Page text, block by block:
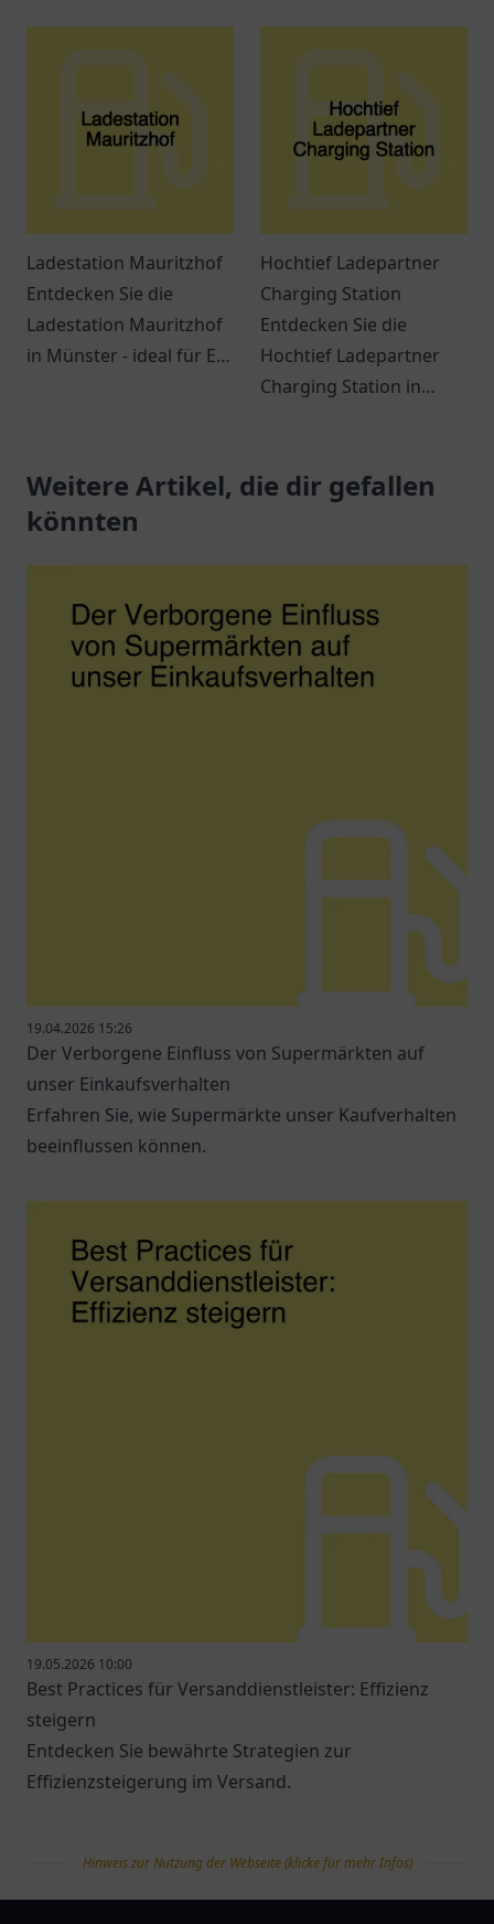
Reisende und
und Erreichbarkeit.
Ein Ort für
Ladestation Mauritzhof
Entdecken Sie die
Ladestation Mauritzhof
in Münster - ideal für E-
Hochtief Ladepartner
Charging Station
Entdecken Sie die
Hochtief Ladepartner
Charging Station in
für Elektrofahrzeuge in
zentraler Lage.
Weitere Artikel, die dir gefallen
könnten
19.04.2026 15:26
Der Verborgene Einfluss von Supermärkten auf
unser Einkaufsverhalten
Erfahren Sie, wie Supermärkte unser Kaufverhalten
beeinflussen können.
19.05.2026 10:00
Best Practices für Versanddienstleister: Effizienz
steigern
Entdecken Sie bewährte Strategien zur
Effizienzsteigerung im Versand.
Hinweis zur Nutzung der Webseite (klicke für mehr Infos)